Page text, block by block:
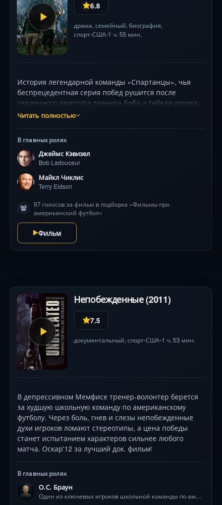
6.8
драма, семейный, биография,
спорт•США•1 ч. 55 мин.
История легендарной команды «Спартанцы», чья
беспрецедентная серия побед рушится после
сердечного приступа тренера Боба и гибели игрока.
Джеймс Кэвизел блестяще воплощает на экране
готовность отдавать все силы ради других. Фильм
погружает в мир американского футбола, где за
эффектными игровыми сценами скрываются боль
потерь, испытания на прочность и путь к
настоящему братству.
Читать полностью
В главных ролях
Джеймс Кэвизел
Bob Ladouceur
Майкл Чиклис
Terry Eidson
97 голосов за фильм в подборке «Фильмы про
американский футбол»
Фильм
Непобежденные (2011)
7.5
документальный, спорт•США•1 ч. 53 мин.
В депрессивном Мемфисе тренер-волонтер берется
за худшую школьную команду по американскому
футболу. Через боль, гнев и слезы непобежденные
духи игроков ломают стереотипы, а цена победы
станет испытанием характеров сильнее любого
матча. Оскар'12 за лучший док. фильм!
В главных ролях
О.С. Браун
Один из ключевых игроков школьной команды по американскому футболу